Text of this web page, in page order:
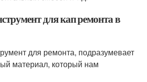
для кап ремонта в
для ремонта, подразумевает
материал, который нам